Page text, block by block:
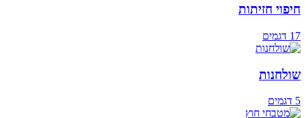
חיפוי חזיתות
17 דגמים
שולחנות
5 דגמים